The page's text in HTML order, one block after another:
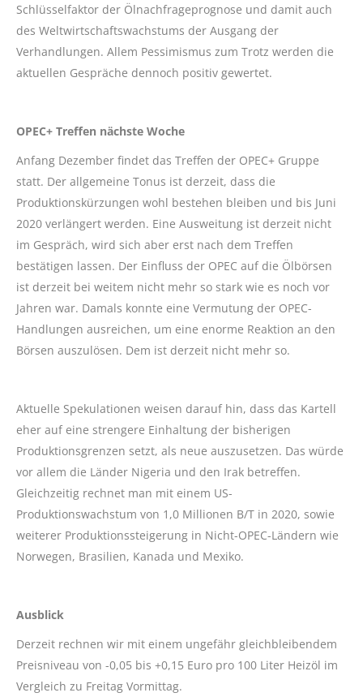
Schlüsselfaktor der Ölnachfrageprognose und damit auch
des Weltwirtschaftswachstums der Ausgang der
Verhandlungen. Allem Pessimismus zum Trotz werden die
aktuellen Gespräche dennoch positiv gewertet.
OPEC+ Treffen nächste Woche
Anfang Dezember findet das Treffen der OPEC+ Gruppe
statt. Der allgemeine Tonus ist derzeit, dass die
Produktionskürzungen wohl bestehen bleiben und bis Juni
2020 verlängert werden. Eine Ausweitung ist derzeit nicht
im Gespräch, wird sich aber erst nach dem Treffen
bestätigen lassen. Der Einfluss der OPEC auf die Ölbörsen
ist derzeit bei weitem nicht mehr so stark wie es noch vor
Jahren war. Damals konnte eine Vermutung der OPEC-
Handlungen ausreichen, um eine enorme Reaktion an den
Börsen auszulösen. Dem ist derzeit nicht mehr so.
Aktuelle Spekulationen weisen darauf hin, dass das Kartell
eher auf eine strengere Einhaltung der bisherigen
Produktionsgrenzen setzt, als neue auszusetzen. Das würde
vor allem die Länder Nigeria und den Irak betreffen.
Gleichzeitig rechnet man mit einem US-
Produktionswachstum von 1,0 Millionen B/T in 2020, sowie
weiterer Produktionssteigerung in Nicht-OPEC-Ländern wie
Norwegen, Brasilien, Kanada und Mexiko.
Ausblick
Derzeit rechnen wir mit einem ungefähr gleichbleibendem
Preisniveau von -0,05 bis +0,15 Euro pro 100 Liter Heizöl im
Vergleich zu Freitag Vormittag.